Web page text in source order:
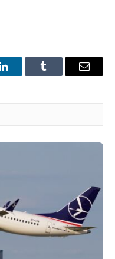
LinkedInTumblr Email